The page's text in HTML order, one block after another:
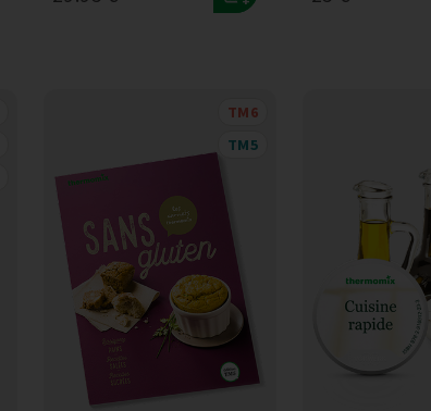
TM6
TM5